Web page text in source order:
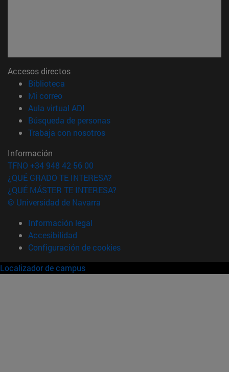
Accesos directos
Biblioteca
Mi correo(abre en nueva ventana)
Aula virtual ADI
Búsqueda de personas(abre en nueva ventana)
Trabaja con nosotros(abre en nueva ventana)
Información
TFNO +34 948 42 56 00
¿QUÉ GRADO TE INTERESA?
¿QUÉ MÁSTER TE INTERESA?
© Universidad de Navarra
Información legal
Accesibilidad
Configuración de cookies
Localizador de campus